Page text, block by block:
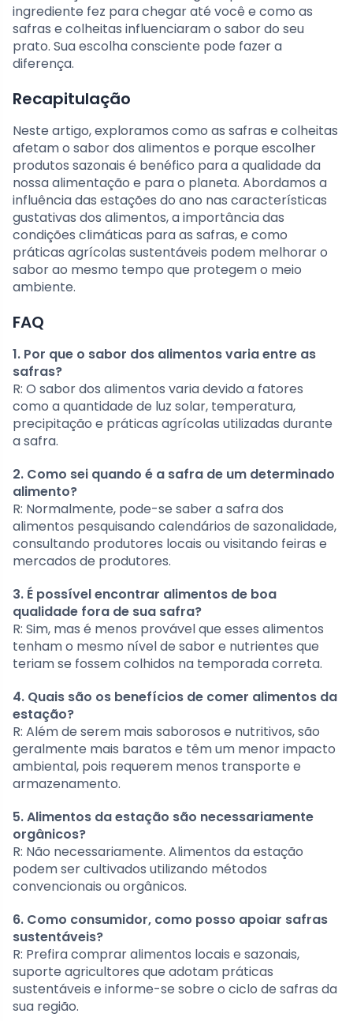
ingrediente fez para chegar até você e como as
safras e colheitas influenciaram o sabor do seu
prato. Sua escolha consciente pode fazer a
diferença.
Recapitulação
Neste artigo, exploramos como as safras e colheitas
afetam o sabor dos alimentos e porque escolher
produtos sazonais é benéfico para a qualidade da
nossa alimentação e para o planeta. Abordamos a
influência das estações do ano nas características
gustativas dos alimentos, a importância das
condições climáticas para as safras, e como
práticas agrícolas sustentáveis podem melhorar o
sabor ao mesmo tempo que protegem o meio
ambiente.
FAQ
1. Por que o sabor dos alimentos varia entre as
safras?
R: O sabor dos alimentos varia devido a fatores
como a quantidade de luz solar, temperatura,
precipitação e práticas agrícolas utilizadas durante
a safra.
2. Como sei quando é a safra de um determinado
alimento?
R: Normalmente, pode-se saber a safra dos
alimentos pesquisando calendários de sazonalidade,
consultando produtores locais ou visitando feiras e
mercados de produtores.
3. É possível encontrar alimentos de boa
qualidade fora de sua safra?
R: Sim, mas é menos provável que esses alimentos
tenham o mesmo nível de sabor e nutrientes que
teriam se fossem colhidos na temporada correta.
4. Quais são os benefícios de comer alimentos da
estação?
R: Além de serem mais saborosos e nutritivos, são
geralmente mais baratos e têm um menor impacto
ambiental, pois requerem menos transporte e
armazenamento.
5. Alimentos da estação são necessariamente
orgânicos?
R: Não necessariamente. Alimentos da estação
podem ser cultivados utilizando métodos
convencionais ou orgânicos.
6. Como consumidor, como posso apoiar safras
sustentáveis?
R: Prefira comprar alimentos locais e sazonais,
suporte agricultores que adotam práticas
sustentáveis e informe-se sobre o ciclo de safras da
sua região.